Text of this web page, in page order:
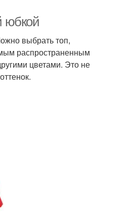
юбкой
выбрать топ,
распространенным
цветами. Это не